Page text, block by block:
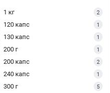
1 кг
2
120 капс 1
130 капс 1
200 г 1
200 капс 2
240 капс 1
300 г 5